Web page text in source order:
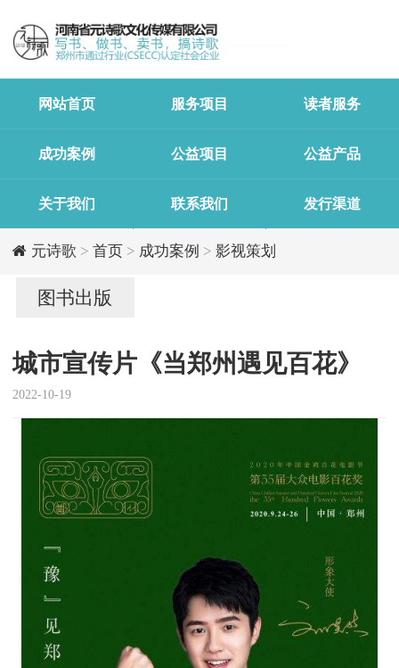
网站首页 服务项目 读者服务
成功案例 公益项目 公益产品
关于我们 联系我们 发行渠道
元诗歌 > 首页 > 成功案例 > 影视策划
图书出版
城市宣传片《当郑州遇见百花》
2022-10-19